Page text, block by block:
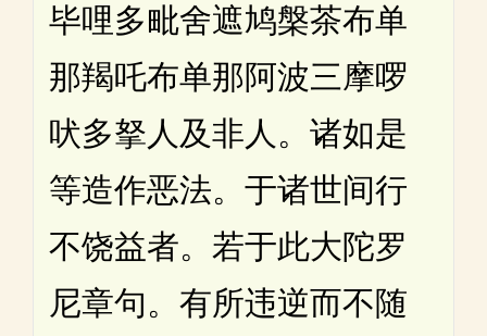
毕哩多毗舍遮鸠槃茶布单
那羯吒布单那阿波三摩啰
吠多拏人及非人。诸如是
等造作恶法。于诸世间行
不饶益者。若于此大陀罗
尼章句。有所违逆而不随